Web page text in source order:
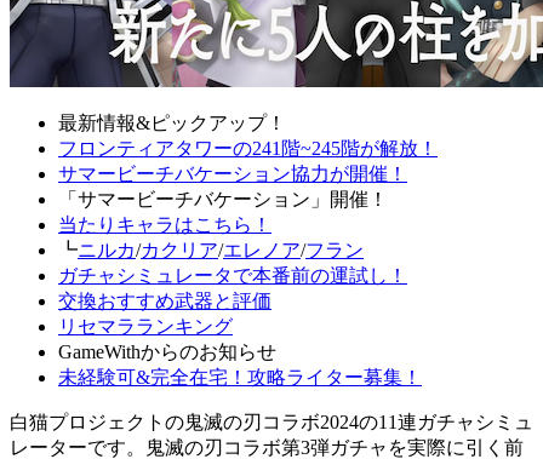
最新情報&ピックアップ！
フロンティアタワーの241階~245階が解放！
サマービーチバケーション協力が開催！
「サマービーチバケーション」開催！
当たりキャラはこちら！
┗ニルカ/カクリア/エレノア/フラン
ガチャシミュレータで本番前の運試し！
交換おすすめ武器と評価
リセマラランキング
GameWithからのお知らせ
未経験可&完全在宅！攻略ライター募集！
白猫プロジェクトの鬼滅の刃コラボ2024の11連ガチャシミュ
レーターです。鬼滅の刃コラボ第3弾ガチャを実際に引く前